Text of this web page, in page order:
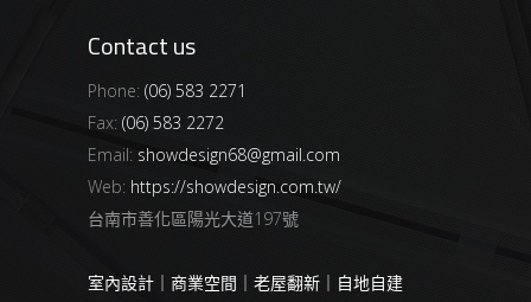
Contact us
Phone: (06) 583 2271
Fax: (06) 583 2272
Email: showdesign68@gmail.com
Web: https://showdesign.com.tw/
台南市善化區陽光大道197號
室內設計｜商業空間｜老屋翻新｜自地自建